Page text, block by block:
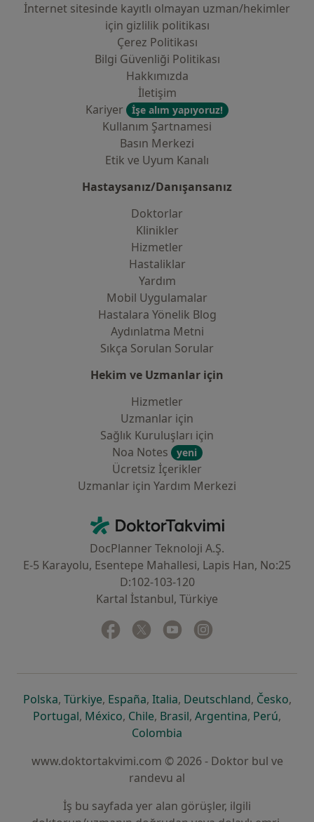
İnternet sitesinde kayıtlı olmayan uzman/hekimler
i̇çin gizlilik politikası
Çerez Politikası
Bilgi Güvenliği Politikası
Hakkımızda
İletişim
Kariyer
İşe alım yapıyoruz!
Kullanım Şartnamesi
Basın Merkezi
Etik ve Uyum Kanalı
Hastaysanız/Danışansanız
Doktorlar
Klinikler
Hizmetler
Hastaliklar
Yardım
Mobil Uygulamalar
Hastalara Yönelik Blog
Aydınlatma Metni
Sıkça Sorulan Sorular
Hekim ve Uzmanlar için
Hizmetler
Uzmanlar için
Sağlık Kuruluşları için
Noa Notes
yeni
Ücretsiz İçerikler
Uzmanlar için Yardım Merkezi
DoktorTakvimi - Ana Sayfa
DocPlanner Teknoloji A.Ş.
E-5 Karayolu, Esentepe Mahallesi, Lapis Han, No:25
D:102-103-120
Kartal İstanbul, Türkiye
Facebook
yeni bir sekmede açılır
Twitter
yeni bir sekmede açılır
Youtube
yeni bir sekmede açılır
Polskayeni bir sekmede açılır
, Türkiyeyeni bir sekmede açılır
, Españayeni bir sekmede açılır
, Italiayeni bir sekmede açılır
, Deutschlandyeni bir
, Českoyeni
,
Portugalyeni bir sekmede açılır
, Méxicoyeni bir sekmede açılır
, Chileyeni bir sekmede açılır
, Brasilyeni bir sekmede açılır
, Argentinayeni bir
, Perúyeni
,
Colombia
www.doktortakvimi.com © 2026 - Doktor bul ve
randevu al
İş bu sayfada yer alan görüşler, ilgili